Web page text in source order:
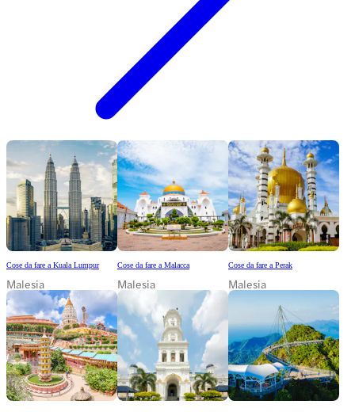
Cose da fare a Kuala Lumpur
Malesia
Cose da fare a Malacca
Malesia
Cose da fare a Perak
Malesia